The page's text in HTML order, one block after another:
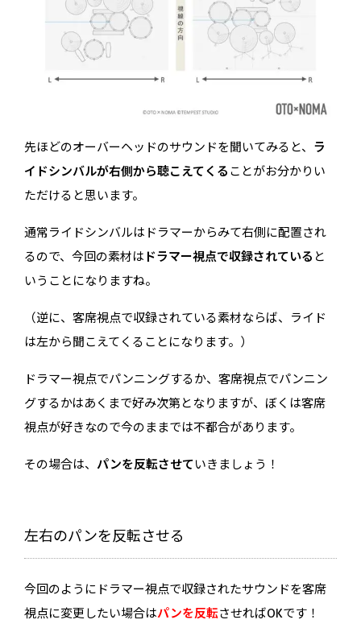
先ほどのオーバーヘッドのサウンドを聞いてみると、 ラ
イドシンバルが右側から聴こえてくることがお分かりい
ただけると思います。
通常ライドシンバルはドラマーからみて右側に配置され
るので、今回の素材はドラマー視点で収録されている と
いうことになりますね。
（逆に、客席視点で収録されている素材ならば、ライド
は左から聞こえてくることになります。）
ドラマー視点でパンニングするか、客席視点でパンニン
グするかはあくまで好み次第となりますが、ぼくは客席
視点が好きなので今のままでは不都合があります。
その場合は、パンを反転させていきましょう！
左右のパンを反転させる
今回のようにドラマー視点で収録されたサウンドを客席
視点に変更したい場合はパンを反転させればOKです！